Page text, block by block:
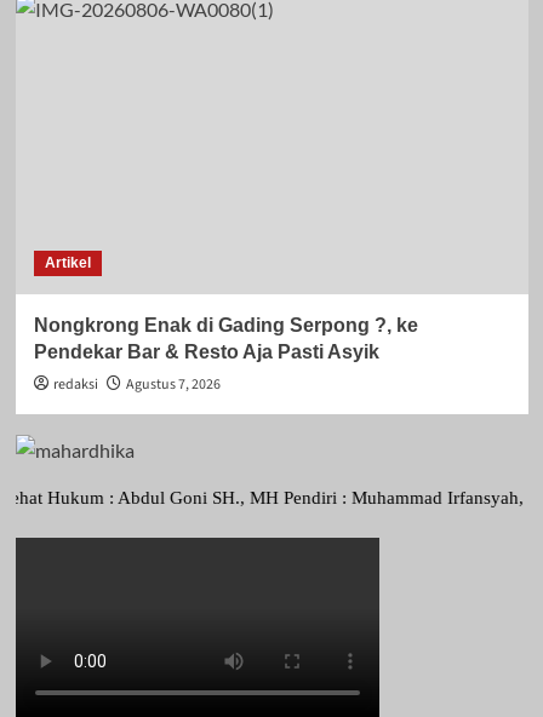
Artikel
Nongkrong Enak di Gading Serpong ?, ke
Pendekar Bar & Resto Aja Pasti Asyik
redaksi
Agustus 7, 2026
: Abdul Goni SH., MH Pendiri : Muhammad Irfansyah,